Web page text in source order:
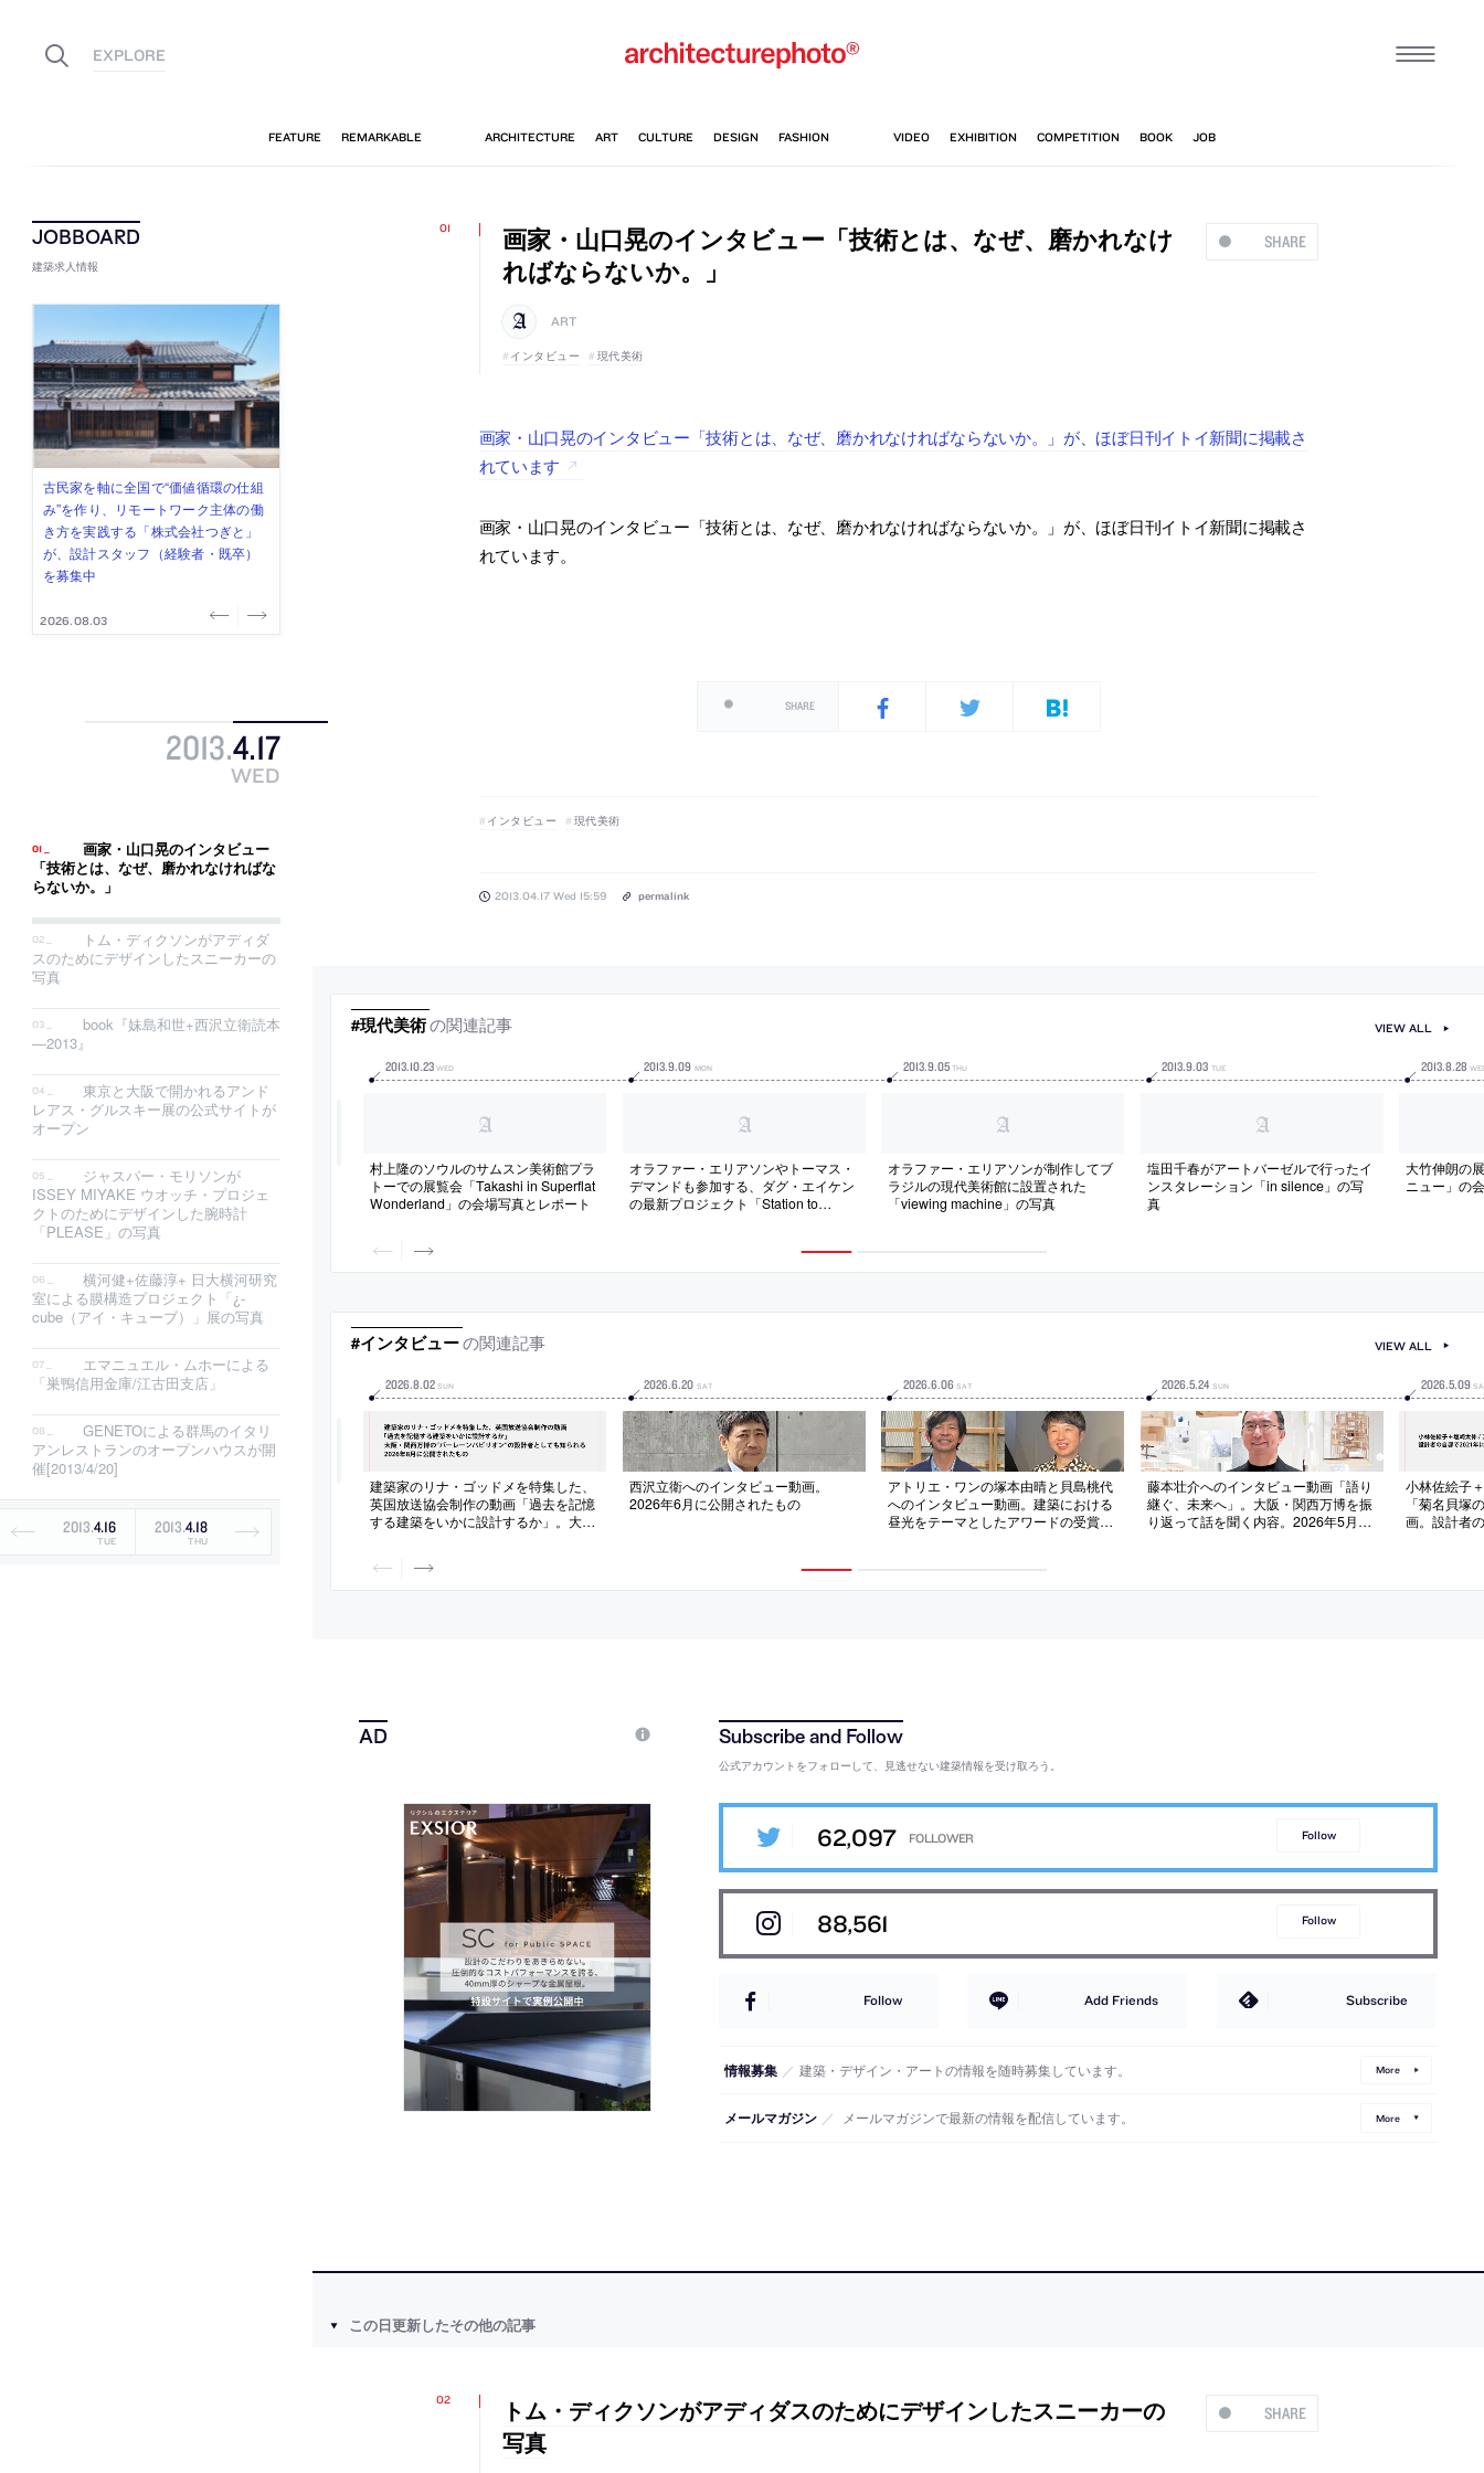
建築求人情報
佐々木慧が主宰する「axonometric株
式会社」が、設計スタッフ（経験
者・既卒・2027年新卒）を募集中
2026.08.07
古民家を軸に全国で“価値循環の仕組
み”を作り、リモートワーク主体の働
き方を実践する「株式会社つぎと」
が、設計スタッフ（経験者・既卒）
を募集中
2026.08.03
リノベる株式会社が、設計パートナ
ー (業務委託) を募集中
2026.08.03
社会への影響力のある建築を手掛
け、スタッフ同士で助け合う環境づ
くりも行う「E.A.S.T.architects」
が、設計スタッフ（経験者・既卒・
2027年新卒）を募集中
2026.07.31
代官山を拠点に活動する「梅澤竜也 /
ALA INC.」が、設計スタッフ・アル
バイト・事務職を募集中
2026.07.30
2013.4.17
WED
画家・山口晃のインタビュー
「技術とは、なぜ、磨かれなければな
らないか。」
トム・ディクソンがアディダ
スのためにデザインしたスニーカーの
写真
book『妹島和世+西沢立衛読本
―2013』
東京と大阪で開かれるアンド
レアス・グルスキー展の公式サイトが
オープン
ジャスパー・モリソンが
ISSEY MIYAKE ウオッチ・プロジェ
クトのためにデザインした腕時計
「PLEASE」の写真
横河健+佐藤淳+ 日大横河研究
室による膜構造プロジェクト「¿-
cube（アイ・キューブ）」展の写真
エマニュエル・ムホーによる
「巣鴨信用金庫/江古田支店」
GENETOによる群馬のイタリ
アンレストランのオープンハウスが開
催[2013/4/20]
2013.4.16
TUE
2013.4.18
THU
SHARE
画家・山口晃のインタビュー「技術とは、なぜ、磨かれなけ
ればならないか。」
ART
インタビュー 現代美術
画家・山口晃のインタビュー「技術とは、なぜ、磨かれなければならないか。」が、ほぼ日刊イトイ新聞に掲載さ
れています
画家・山口晃のインタビュー「技術とは、なぜ、磨かれなければならないか。」が、ほぼ日刊イトイ新聞に掲載さ
れています。
SHARE
インタビュー 現代美術
2013.04.17 Wed 15:59 permalink
#現代美術の関連記事
2013.10.23 WED
村上隆のソウルのサムスン美術館プラ
トーでの展覧会「Takashi in Superflat
Wonderland」の会場写真とレポート
2013.9.09 MON
オラファー・エリアソンやトーマス・
デマンドも参加する、ダグ・エイケン
の最新プロジェクト「Station to
2013.9.05 THU
オラファー・エリアソンが制作してブ
ラジルの現代美術館に設置された
「viewing machine」の写真
2013.9.03 TUE
塩田千春がアートバーゼルで行ったイ
ンスタレーション「in silence」の写
真
2013.8.28
大竹伸朗の
ニュー」の
VIEW ALL
#インタビューの関連記事
2026.8.02 SUN
建築家のリナ・ゴッドメを特集した、
英国放送協会制作の動画「過去を記憶
する建築をいかに設計するか」。大
年8月に公開されたもの
2026.6.20 SAT
西沢立衛へのインタビュー動画。
2026年6月に公開されたもの
2026.6.06 SAT
アトリエ・ワンの塚本由晴と貝島桃代
へのインタビュー動画。建築における
昼光をテーマとしたアワードの受賞記
2026.5.24 SUN
藤本壮介へのインタビュー動画「語り
継ぐ、未来へ」。大阪・関西万博を振
り返って話を聞く内容。2026年5月に
2026.5.09
小林佐絵子
「菊名貝塚
画。設計者
VIEW ALL
公式アカウントをフォローして、見逃せない建築情報を受け取ろう。
62,097 Follow
88,561 Follow
Follow Add Friends Subscribe
情報募集 ／ 建築・デザイン・アートの情報を随時募集しています。 More
メールマガジン ／ メールマガジンで最新の情報を配信しています。 More
この日更新したその他の記事
SHARE
トム・ディクソンがアディダスのためにデザインしたスニーカーの
写真